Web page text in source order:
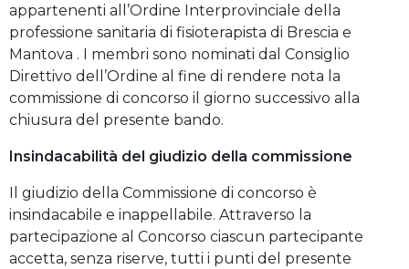
appartenenti all’Ordine Interprovinciale della
professione sanitaria di fisioterapista di Brescia e
Mantova . I membri sono nominati dal Consiglio
Direttivo dell’Ordine al fine di rendere nota la
commissione di concorso il giorno successivo alla
chiusura del presente bando.
Insindacabilità del giudizio della commissione
Il giudizio della Commissione di concorso è
insindacabile e inappellabile. Attraverso la
partecipazione al Concorso ciascun partecipante
accetta, senza riserve, tutti i punti del presente